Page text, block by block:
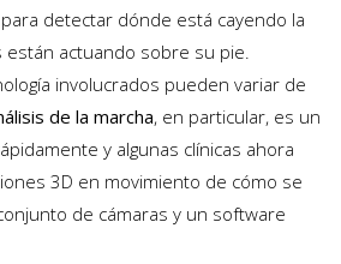
detectar dónde está cayendo la
actuando sobre su pie.
involucrados pueden variar de
de la marcha, en particular, es un
y algunas clínicas ahora
3D en movimiento de cómo se
de cámaras y un software